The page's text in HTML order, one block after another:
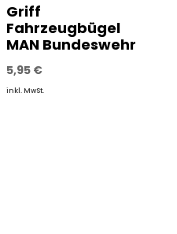
Griff
Fahrzeugbügel
MAN Bundeswehr
5,95 €
inkl. MwSt.